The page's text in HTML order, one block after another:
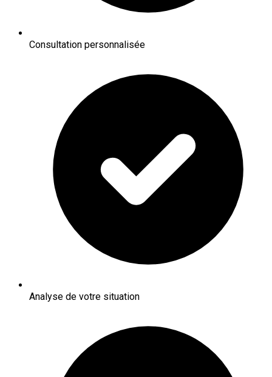
Consultation personnalisée
Analyse de votre situation